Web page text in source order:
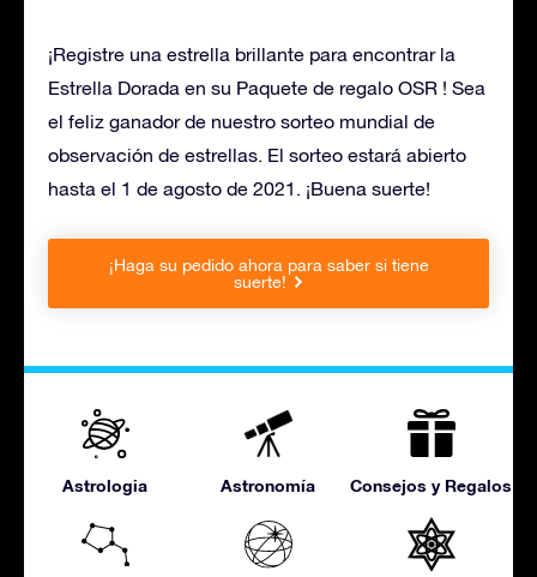
¡Registre una estrella brillante para encontrar la
Estrella Dorada en su Paquete de regalo OSR ! Sea
el feliz ganador de nuestro sorteo mundial de
observación de estrellas. El sorteo estará abierto
hasta el 1 de agosto de 2021. ¡Buena suerte!
¡Haga su pedido ahora para saber si tiene
suerte!
Astrologia Astronomía Consejos y Regalos